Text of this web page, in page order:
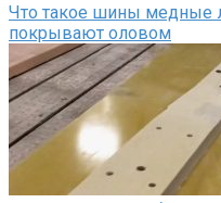
Что такое шины медные
покрывают оловом